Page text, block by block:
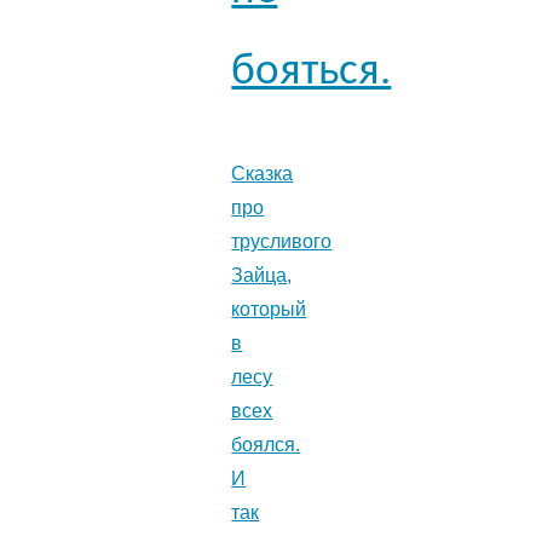
бояться.
Сказка
про
трусливого
Зайца,
который
в
лесу
всех
боялся.
И
так